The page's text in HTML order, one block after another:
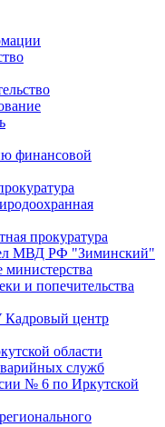
финансовой
прокуратура
МВД РФ "Зиминский"
и попечительства
центр
области
служб
№ 6 по Иркутской